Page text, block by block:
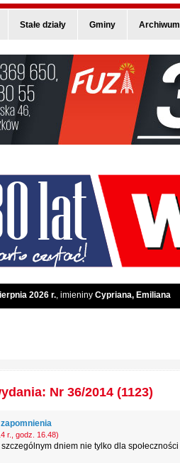
Stałe działy Gminy Archiwum
2026 r., imieniny Cypriana, Emiliana
Nr 36/2014 (1123)
r., godz. 16.48)
szczególnym dniem nie tylko dla